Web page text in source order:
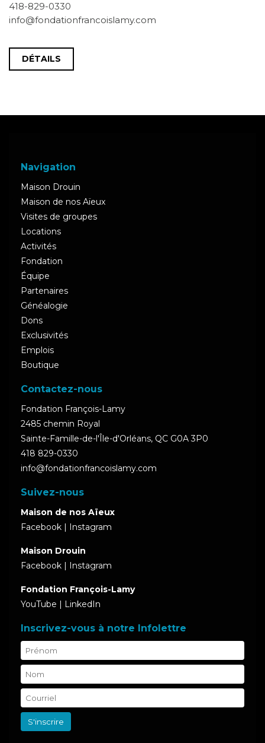
418-829-0330
info@fondationfrancoislamy.com
DÉTAILS